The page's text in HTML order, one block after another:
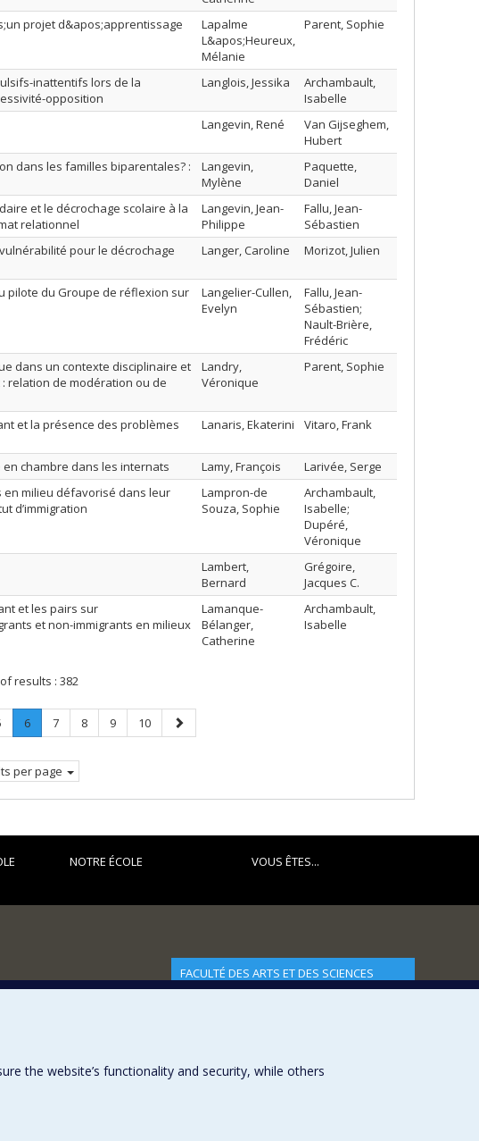
projet d&apos;apprentissage
Lapalme
L&apos;Heureux,
Mélanie
Parent, Sophie
inattentifs lors de la
opposition
Langlois, Jessika
Archambault,
Isabelle
Langevin, René
Van Gijseghem,
Hubert
dans les familles biparentales? :
Langevin,
Mylène
Paquette,
Daniel
et le décrochage scolaire à la
relationnel
Langevin, Jean-
Philippe
Fallu, Jean-
Sébastien
pour le décrochage
Langer, Caroline Morizot, Julien
pilote du Groupe de réflexion sur
Langelier-Cullen,
Evelyn
Fallu, Jean-
Sébastien;
Nault-Brière,
Frédéric
dans un contexte disciplinaire et
relation de modération ou de
Landry,
Véronique
Parent, Sophie
et la présence des problèmes
Lanaris, Ekaterini Vitaro, Frank
chambre dans les internats Lamy, François
Larivée, Serge
milieu défavorisé dans leur
d’immigration
Lampron-de
Souza, Sophie
Archambault,
Isabelle;
Dupéré,
Véronique
Lambert,
Bernard
Grégoire,
Jacques C.
et les pairs sur
et non-immigrants en milieux
Lamanque-
Bélanger,
Catherine
Archambault,
Isabelle
results : 382
Page
6.
Current
Page
7 Page
8 Page
9 Page
10
Next
page
per page
NOTRE ÉCOLE VOUS ÊTES...
FACULTÉ DES ARTS ET DES SCIENCES
the website’s functionality and security, while others